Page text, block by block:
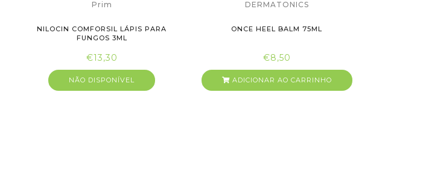
Prim
NILOCIN COMFORSIL LÁPIS PARA
FUNGOS 3ML
€13,30
NÃO DISPONÍVEL
DERMATONICS
ONCE HEEL BALM 75ML
€8,50
ADICIONAR AO CARRINHO